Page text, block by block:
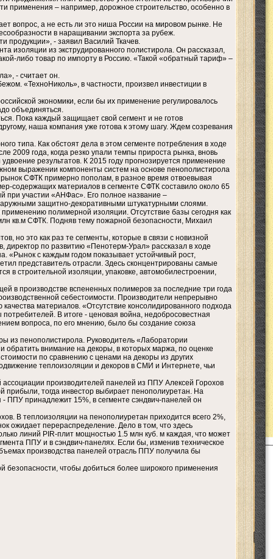
применения – например, дорожное строительство, особенно в
вопрос, а не есть ли это ниша России на мировом рынке. Не
в наращивании экспорта за рубеж.
продукции», - заявил Василий Ткачев.
изоляции из экструдированного полистирола. Он рассказал,
либо товар по импорту в Россию. «Такой «обратный тариф» –
- считает он.
«ТехноНиколь», в частности, произвел инвестиции в
экономики, если бы их применение регулировалось
объединяться.
Пока каждый защищает свой сегмент и не готов
наша компания уже готова к этому шагу. Ждем созревания
типа. Как обстоят дела в этом сегменте потребления в ходе
2009 года, когда резко упали темпы прироста рынка, вновь
результатов. К 2015 году прогнозируется применение
выражении компоненты систем на основе пенополистирола
СФТК примерно пополам, в разное время отвоевывая
содержащих материалов в сегменте СФТК составило около 65
при участии «АНФас». Его полное название –
защитно-декоративными штукатурными слоями.
полимерной изоляции. Отсутствие базы сегодня как
кв.м СФТК. Подняв тему пожарной безопасности, Михаил
но это как раз те сегменты, которые в связи с новизной
по развитию «Пенотерм-Урал» рассказал в ходе
«Рынок с каждым годом показывает устойчивый рост,
представитель отрасли. Здесь сконцентрированы самые
в строительной изоляции, упаковке, автомобилестроении,
в производстве вспененных полимеров за последние три года
себестоимости. Производители непрерывно
материалов. «Отсутствие консолидированного подхода
В итоге - ценовая война, недобросовестная
вопроса, по его мнению, было бы создание союза
из пенополистирола. Руководитель «Лаборатории
обратить внимание на декоры, в которых маржа, по оценке
по сравнению с ценами на декоры из других
теплоизоляции и декоров в СМИ и Интернете, чьи
производителей панелей из ППУ Алексей Горохов
прибыли, тогда инвестор выбирает пенополиуретан. На
ППУ принадлежит 15%, в сегменте сэндвич-панелей он
В теплоизоляции на пенополиуретан приходится всего 2%,
ожидает перераспределение. Дело в том, что здесь
линий PIR-плит мощностью 1.5 млн куб. м каждая, что может
ППУ и в сэндвич-панелях. Если бы, изменив техническое
производства панелей отрасль ППУ получила бы
чтобы добиться более широкого применения